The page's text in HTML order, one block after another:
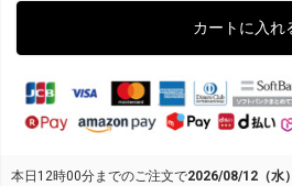
カートに入れ
本日 12時00分までのご注文で2026/08/12（水）